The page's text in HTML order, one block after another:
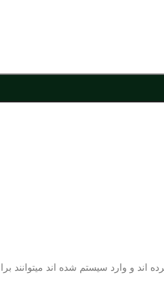
و وارد سیستم شده اند میتوانند